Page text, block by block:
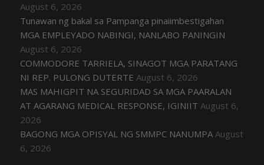
August 6, 2026
Tunawan ng bakal sa Pampanga pinaiimbestigahan
MGA EMPLEYADO NABINGI, NANLABO PANINGIN
August 6, 2026
COMMODORE TARRIELA, SINAGOT MGA PARATANG
NI REP. PULONG DUTERTE August 6, 2026
MAS MAHIGPIT NA SEGURIDAD SA MGA PAARALAN
AT AGARANG MEDICAL RESPONSE, IGINIIT August 6,
2026
BAGONG MGA OPISYAL NG SMMPC NANUMPA August
6, 2026